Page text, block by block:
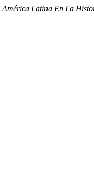
América Latina En La